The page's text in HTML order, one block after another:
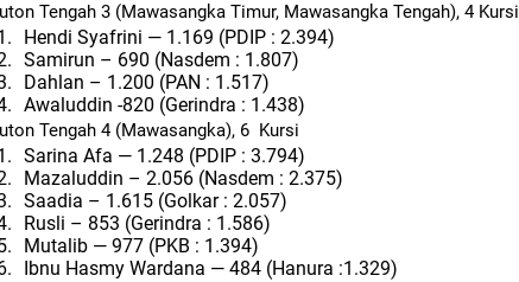
Tengah 3 (Mawasangka Timur, Mawasangka Tengah), 4 Kursi
Hendi Syafrini — 1.169 (PDIP : 2.394)
Samirun – 690 (Nasdem : 1.807)
Dahlan – 1.200 (PAN : 1.517)
Awaluddin -820 (Gerindra : 1.438)
Tengah 4 (Mawasangka), 6 Kursi
Sarina Afa — 1.248 (PDIP : 3.794)
Mazaluddin – 2.056 (Nasdem : 2.375)
Saadia – 1.615 (Golkar : 2.057)
Rusli – 853 (Gerindra : 1.586)
Mutalib — 977 (PKB : 1.394)
Ibnu Hasmy Wardana — 484 (Hanura :1.329)